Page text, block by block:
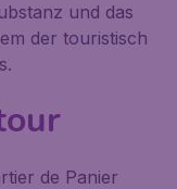
und das
der touristisch
de Panier